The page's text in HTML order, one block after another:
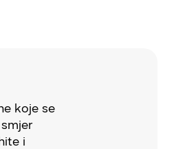
koje se
i